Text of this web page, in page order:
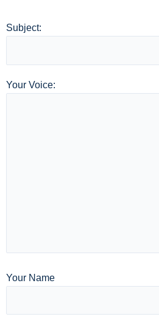
Subject:
Your Voice:
Your Name